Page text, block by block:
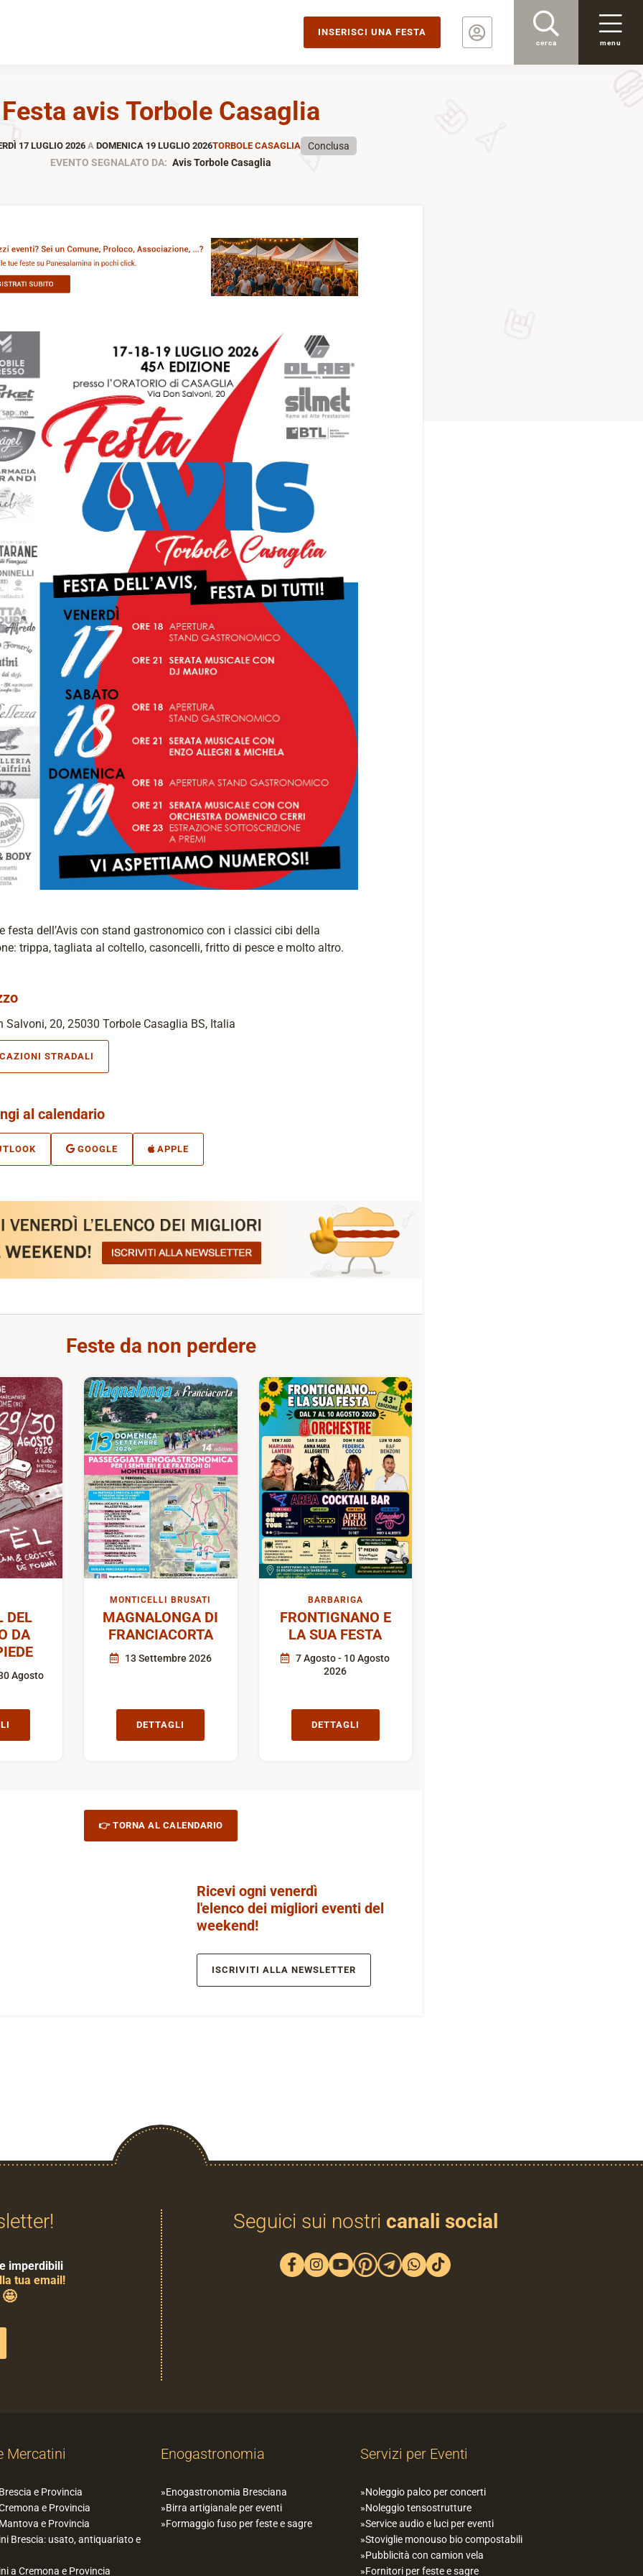
INSERISCI UNA FESTA
cerca menu
Festa avis Torbole Casaglia
17 LUGLIO 2026 ADOMENICA 19 LUGLIO 2026TORBOLE CASAGLIA
Conclusa
EVENTO SEGNALATO DA: Avis Torbole Casaglia
festa dell’Avis con stand gastronomico con i classici cibi della
trippa, tagliata al coltello, casoncelli, fritto di pesce e molto altro.
Salvoni, 20, 25030 Torbole Casaglia BS, Italia
STRADALI
al calendario
GOOGLE APPLE
Feste da non perdere
DEL
DA
Agosto
MONTICELLI BRUSATI
MAGNALONGA DI
FRANCIACORTA
13 Settembre 2026
DETTAGLI
BARBARIGA
FRONTIGNANO E
LA SUA FESTA
7 Agosto - 10 Agosto
2026
DETTAGLI
👉 TORNA AL CALENDARIO
Ricevi ogni venerdì
l'elenco dei migliori eventi del
weekend!
ISCRIVITI ALLA NEWSLETTER
imperdibili
tua email!
🤩
Seguici sui nostri canali social
Mercatini
e Provincia
e Provincia
e Provincia
Brescia: usato, antiquariato e
a Cremona e Provincia
Enogastronomia
Enogastronomia Bresciana
Birra artigianale per eventi
Formaggio fuso per feste e sagre
Servizi per Eventi
Noleggio palco per concerti
Noleggio tensostrutture
Service audio e luci per eventi
Stoviglie monouso bio compostabili
Pubblicità con camion vela
Fornitori per feste e sagre